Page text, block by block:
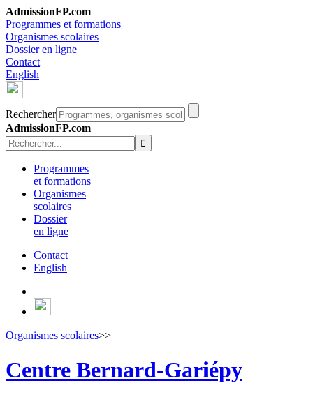
AdmissionFP.com
Programmes et formations
Organismes scolaires
Dossier en ligne
Contact
English
Rechercher
AdmissionFP.com
Programmes
et formations
Organismes
scolaires
Dossier
en ligne
Contact
English
Organismes scolaires>>
Centre Bernard-Gariépy